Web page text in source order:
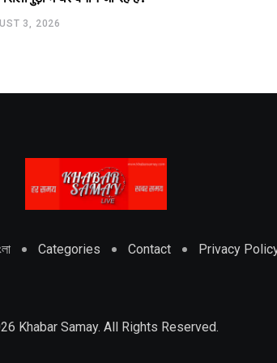
3, 2026
Categories Contact Privacy
Khabar Samay. All Rights Reserved.